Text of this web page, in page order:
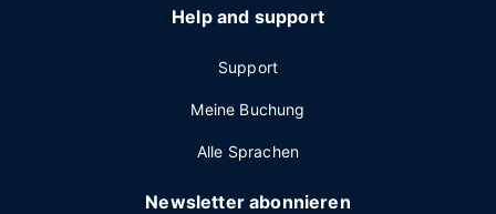
Help and support
Support
Meine Buchung
Alle Sprachen
Newsletter abonnieren